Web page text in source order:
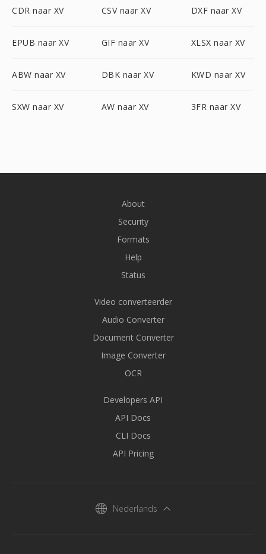
CDR naar XV CSV naar XV DXF naar XV
EPUB naar XV GIF naar XV XLSX naar XV
ABW naar XV DBK naar XV KWD naar XV
SXW naar XV AW naar XV 3FR naar XV
About
Security
Formats
Help
Status
Video converteerder
Audio Converter
Document Converter
Image Converter
OCR
Developers API
API Docs
CLI Docs
API Pricing
Nederlands